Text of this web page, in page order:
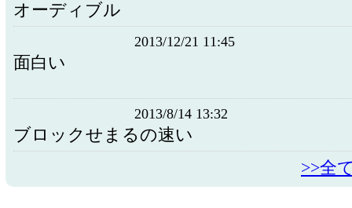
オーディブル
2013/12/21 11:45
面白い
2013/8/14 13:32
ブロックせまるの速い
>>全